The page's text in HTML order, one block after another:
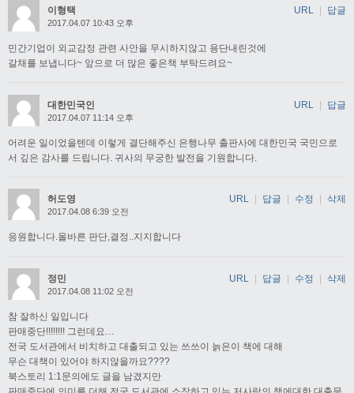
이형택
2017.04.07 10:43 오후
민간기업이 외교감정 관련 사안을 무시하지않고 용단내린것에
갈채를 보냅니다~ 앞으로 더 많은 좋은책 부탁드려요~
URL | 답글
대한민국인
2017.04.07 11:14 오후
어려운 일이었을텐데 이렇게 결단해주신 은행나무 출판사에 대한민국 국민으로
서 깊은 감사를 드립니다. 귀사의 무궁한 발전을 기원합니다.
URL | 답글
허도영
2017.04.08 6:39 오전
응원합니다.올바른 판단,결정..지지합니다
URL 답글 수정 삭제
정민
2017.04.08 11:02 오전
참 잘하신 일입니다
판매중단!!!!!!!! 그런데요…
전국 도서관에서 비치하고 대출되고 있는 쓰쓰이 늙은이 책에 대해
무슨 대책이 있어야 하지않을까요????
북스토리 1:1문의에도 글을 남겼지만
URL 답글 수정 삭제